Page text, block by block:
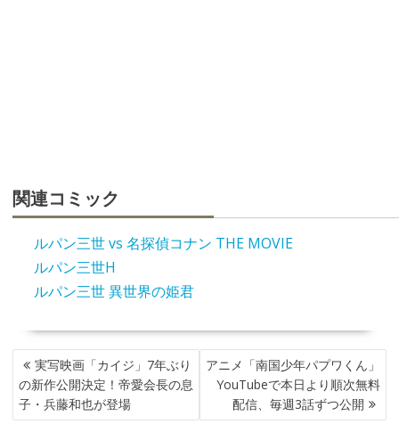
関連コミック
ルパン三世 vs 名探偵コナン THE MOVIE
ルパン三世H
ルパン三世 異世界の姫君
投
稿
ナ
ビ
実写映画「カイジ」7年ぶり
の新作公開決定！帝愛会長の息
子・兵藤和也が登場
アニメ「南国少年パプワくん」
YouTubeで本日より順次無料
配信、毎週3話ずつ公開